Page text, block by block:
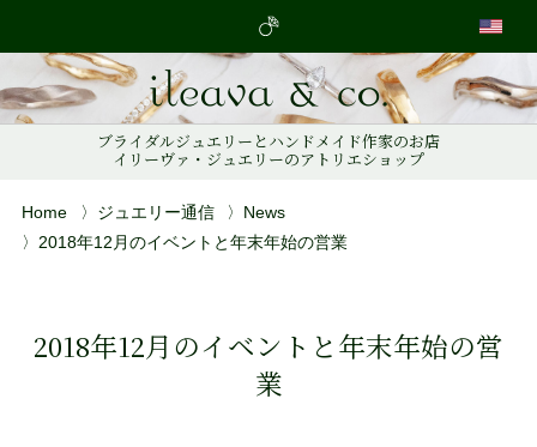
アトリエ
ブライダル
ジュエリー通信
オンラインショップ
ネットで ileava のオーダーメイド
ブライダルジュエリーとハンドメイド作家のお店
イリーヴァ・ジュエリーのアトリエショップ
Home ジュエリー通信
News
2018年12月のイベントと年末年始の営業
2018年12月のイベントと年末年始の営
業